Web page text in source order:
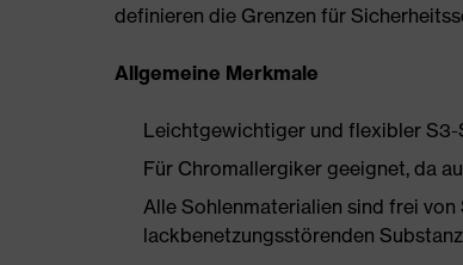
definieren die Grenzen für
Allgemeine Merkmale
Leichtgewichtiger und flexibler
Für Chromallergiker geeignet, da
Alle Sohlenmaterialien sind frei
lackbenetzungsstörenden